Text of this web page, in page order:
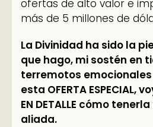
ofertas de alto valor e
más de 5 millones de
La Divinidad ha sido la
que hago, mi sostén en
terremotos emocionales
esta OFERTA ESPECIAL,
EN DETALLE cómo
aliada.